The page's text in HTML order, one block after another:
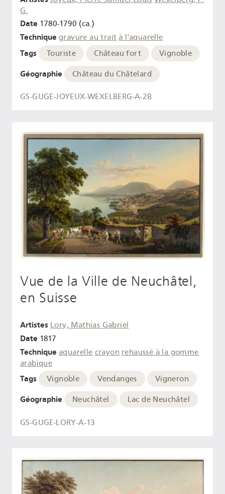
G.
Date 1780-1790 (ca.)
Technique gravure au trait à l'aquarelle
Tags Touriste Château fort Vignoble
Géographie Château du Châtelard
GS-GUGE-JOYEUX-WEXELBERG-A-2B
Vue de la Ville de Neuchâtel,
en Suisse
Artistes Lory, Mathias Gabriel
Date 1817
Technique aquarelle crayon rehaussé à la gomme
arabique
Tags Vignoble Vendanges Vigneron
Géographie Neuchâtel Lac de Neuchâtel
GS-GUGE-LORY-A-13